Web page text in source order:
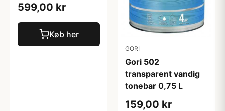
599,00 kr
Køb her
GORI
Gori 502
transparent vandig
tonebar 0,75 L
159,00 kr